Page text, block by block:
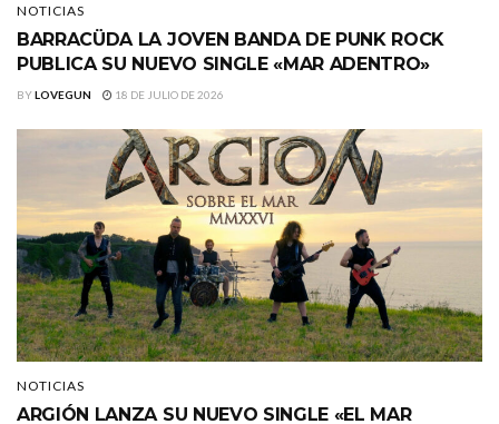
NOTICIAS
BARRACÜDA LA JOVEN BANDA DE PUNK ROCK
PUBLICA SU NUEVO SINGLE «MAR ADENTRO»
BYLOVEGUN 18 DE JULIO DE 2026
NOTICIAS
ARGIÓN LANZA SU NUEVO SINGLE «EL MAR